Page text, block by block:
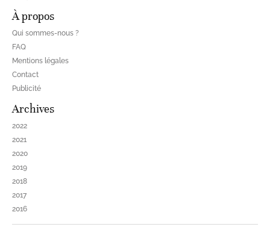
À propos
Qui sommes-nous ?
FAQ
Mentions légales
Contact
Publicité
Archives
2022
2021
2020
2019
2018
2017
2016